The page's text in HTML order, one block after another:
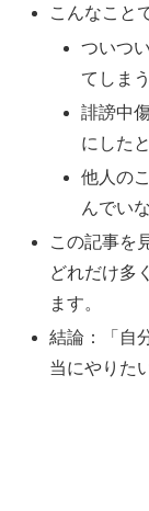
こんなこと
ついつ
てしまう
誹謗中
にした
他人の
んでい
この記事を
どれだけ多
ます。
結論：「自
当にやりた